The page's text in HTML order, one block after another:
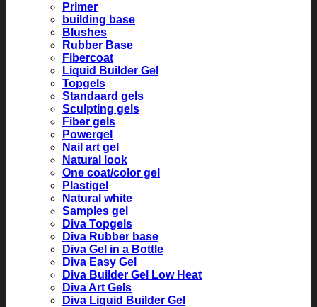
Primer
building base
Blushes
Rubber Base
Fibercoat
Liquid Builder Gel
Topgels
Standaard gels
Sculpting gels
Fiber gels
Powergel
Nail art gel
Natural look
One coat/color gel
Plastigel
Natural white
Samples gel
Diva Topgels
Diva Rubber base
Diva Gel in a Bottle
Diva Easy Gel
Diva Builder Gel Low Heat
Diva Art Gels
Diva Liquid Builder Gel